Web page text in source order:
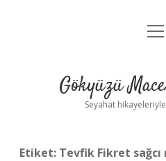
Yasal
Gökyüzü
Seyahat
Etiket: Tevfik Fikret sağcı